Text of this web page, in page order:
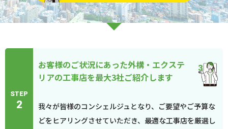
STEP
2
お客様のご状況にあった外構・エクステ
リアの工事店を最大3社ご紹介します
我々が皆様のコンシェルジュとなり、ご要望やご予算な
どをヒアリングさせていただき、最適な工事店を厳選し